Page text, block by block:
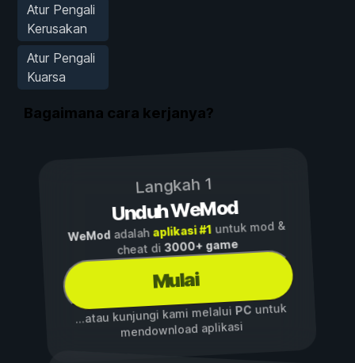
Atur Pengali
Kerusakan
Atur Pengali
Kuarsa
Bagaimana cara kerjanya?
Langkah 1
Unduh WeMod
WeModadalah aplikasi #1untuk mod &
cheat di3000+ game
Mulai
...atau kunjungi kami melalui PCuntuk
mendownload aplikasi